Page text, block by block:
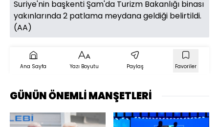
Suriye'nin başkenti Şam'da Turizm Bakanlığı binası
yakınlarında 2 patlama meydana geldiği belirtildi.
(AA)
Ana Sayfa Yazı Boyutu Paylaş Favoriler
GÜNÜN ÖNEMLİ MANŞETLERİ